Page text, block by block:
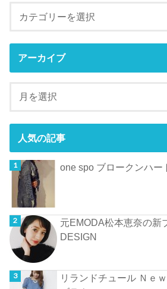
アーカイブ
人気の記事
one spo ブロークンハー
元EMODA松本恵奈の新
DESIGN
リランドチュール Ｎｅ